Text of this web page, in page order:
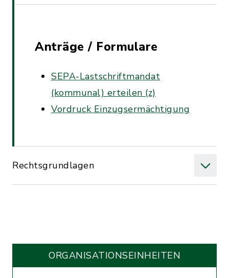
Anträge / Formulare
SEPA-Lastschriftmandat
(kommunal) erteilen (z)
Vordruck Einzugsermächtigung
Rechtsgrundlagen
ORGANISATIONS­EINHEITEN